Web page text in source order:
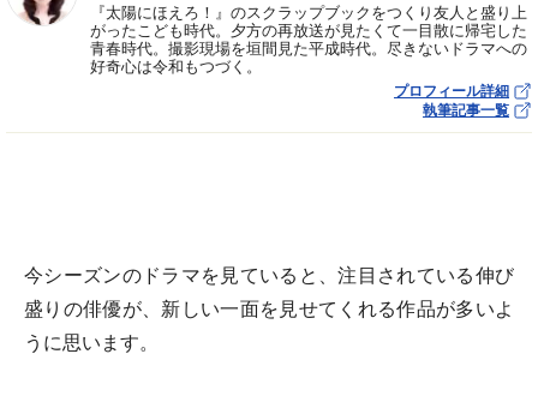
『太陽にほえろ！』のスクラップブックをつくり友人と盛り上
がったこども時代。夕方の再放送が見たくて一目散に帰宅した
青春時代。撮影現場を垣間見た平成時代。尽きないドラマへの
好奇心は令和もつづく。
プロフィール詳細
執筆記事一覧
今シーズンのドラマを見ていると、注目されている伸び
盛りの俳優が、新しい一面を見せてくれる作品が多いよ
うに思います。